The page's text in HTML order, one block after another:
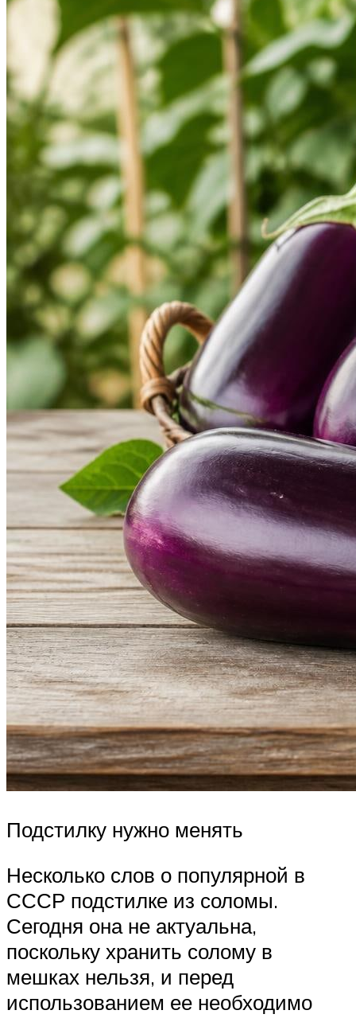
Подстилку нужно менять
Несколько слов о популярной в
СССР подстилке из соломы.
Сегодня она не актуальна,
поскольку хранить солому в
мешках нельзя, и перед
использованием ее необходимо